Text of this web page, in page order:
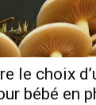
le choix
bébé en